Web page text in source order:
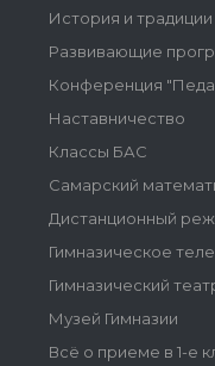
История и традиции
Развивающие
Конференция
Наставничество
Классы БАС
Самарский
Дистанционный
Гимназическое
Гимназический
Музей Гимназии
Всё о приеме в 1-е